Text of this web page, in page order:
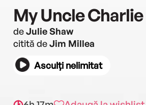
My Uncle Charlie
deJulie Shaw
citită deJim Millea
Asculți nelimitat